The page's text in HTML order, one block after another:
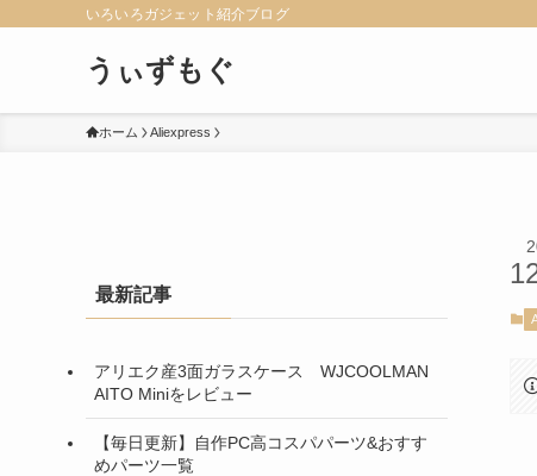
いろいろガジェット紹介ブログ
うぃずもぐ
ホーム Aliexpress
最新記事
アリエク産3面ガラスケース WJCOOLMAN
AITO Miniをレビュー
【毎日更新】自作PC高コスパパーツ&おすす
めパーツ一覧